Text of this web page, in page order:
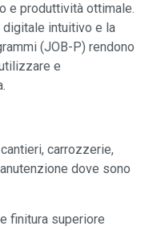
e produttività ottimale.
digitale intuitivo e la
(JOB-P) rendono
e
carrozzerie,
dove sono
finitura superiore